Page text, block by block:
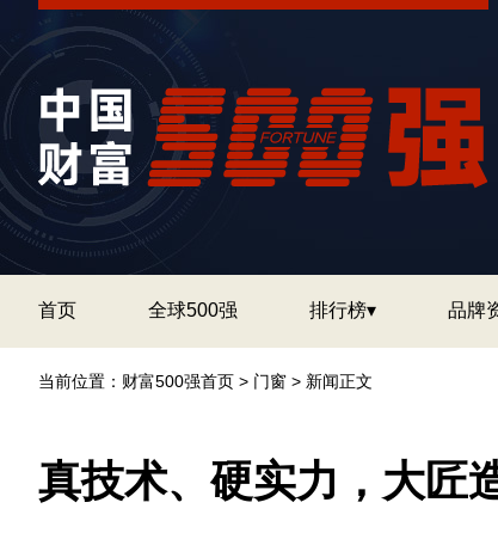
首页 全球500强 排行榜▾ 品牌
当前位置： 财富500强首页 > 门窗 > 新闻正文
真技术、硬实力，大匠